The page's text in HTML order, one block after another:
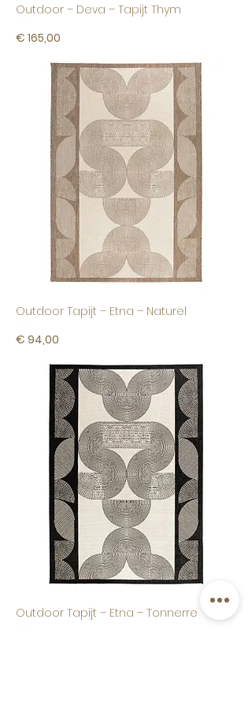
Outdoor – Deva – Tapijt Thym
Prijs
€ 165,00
Outdoor Tapijt – Etna – Naturel
Prijs
€ 94,00
Outdoor Tapijt – Etna – Tonnerre